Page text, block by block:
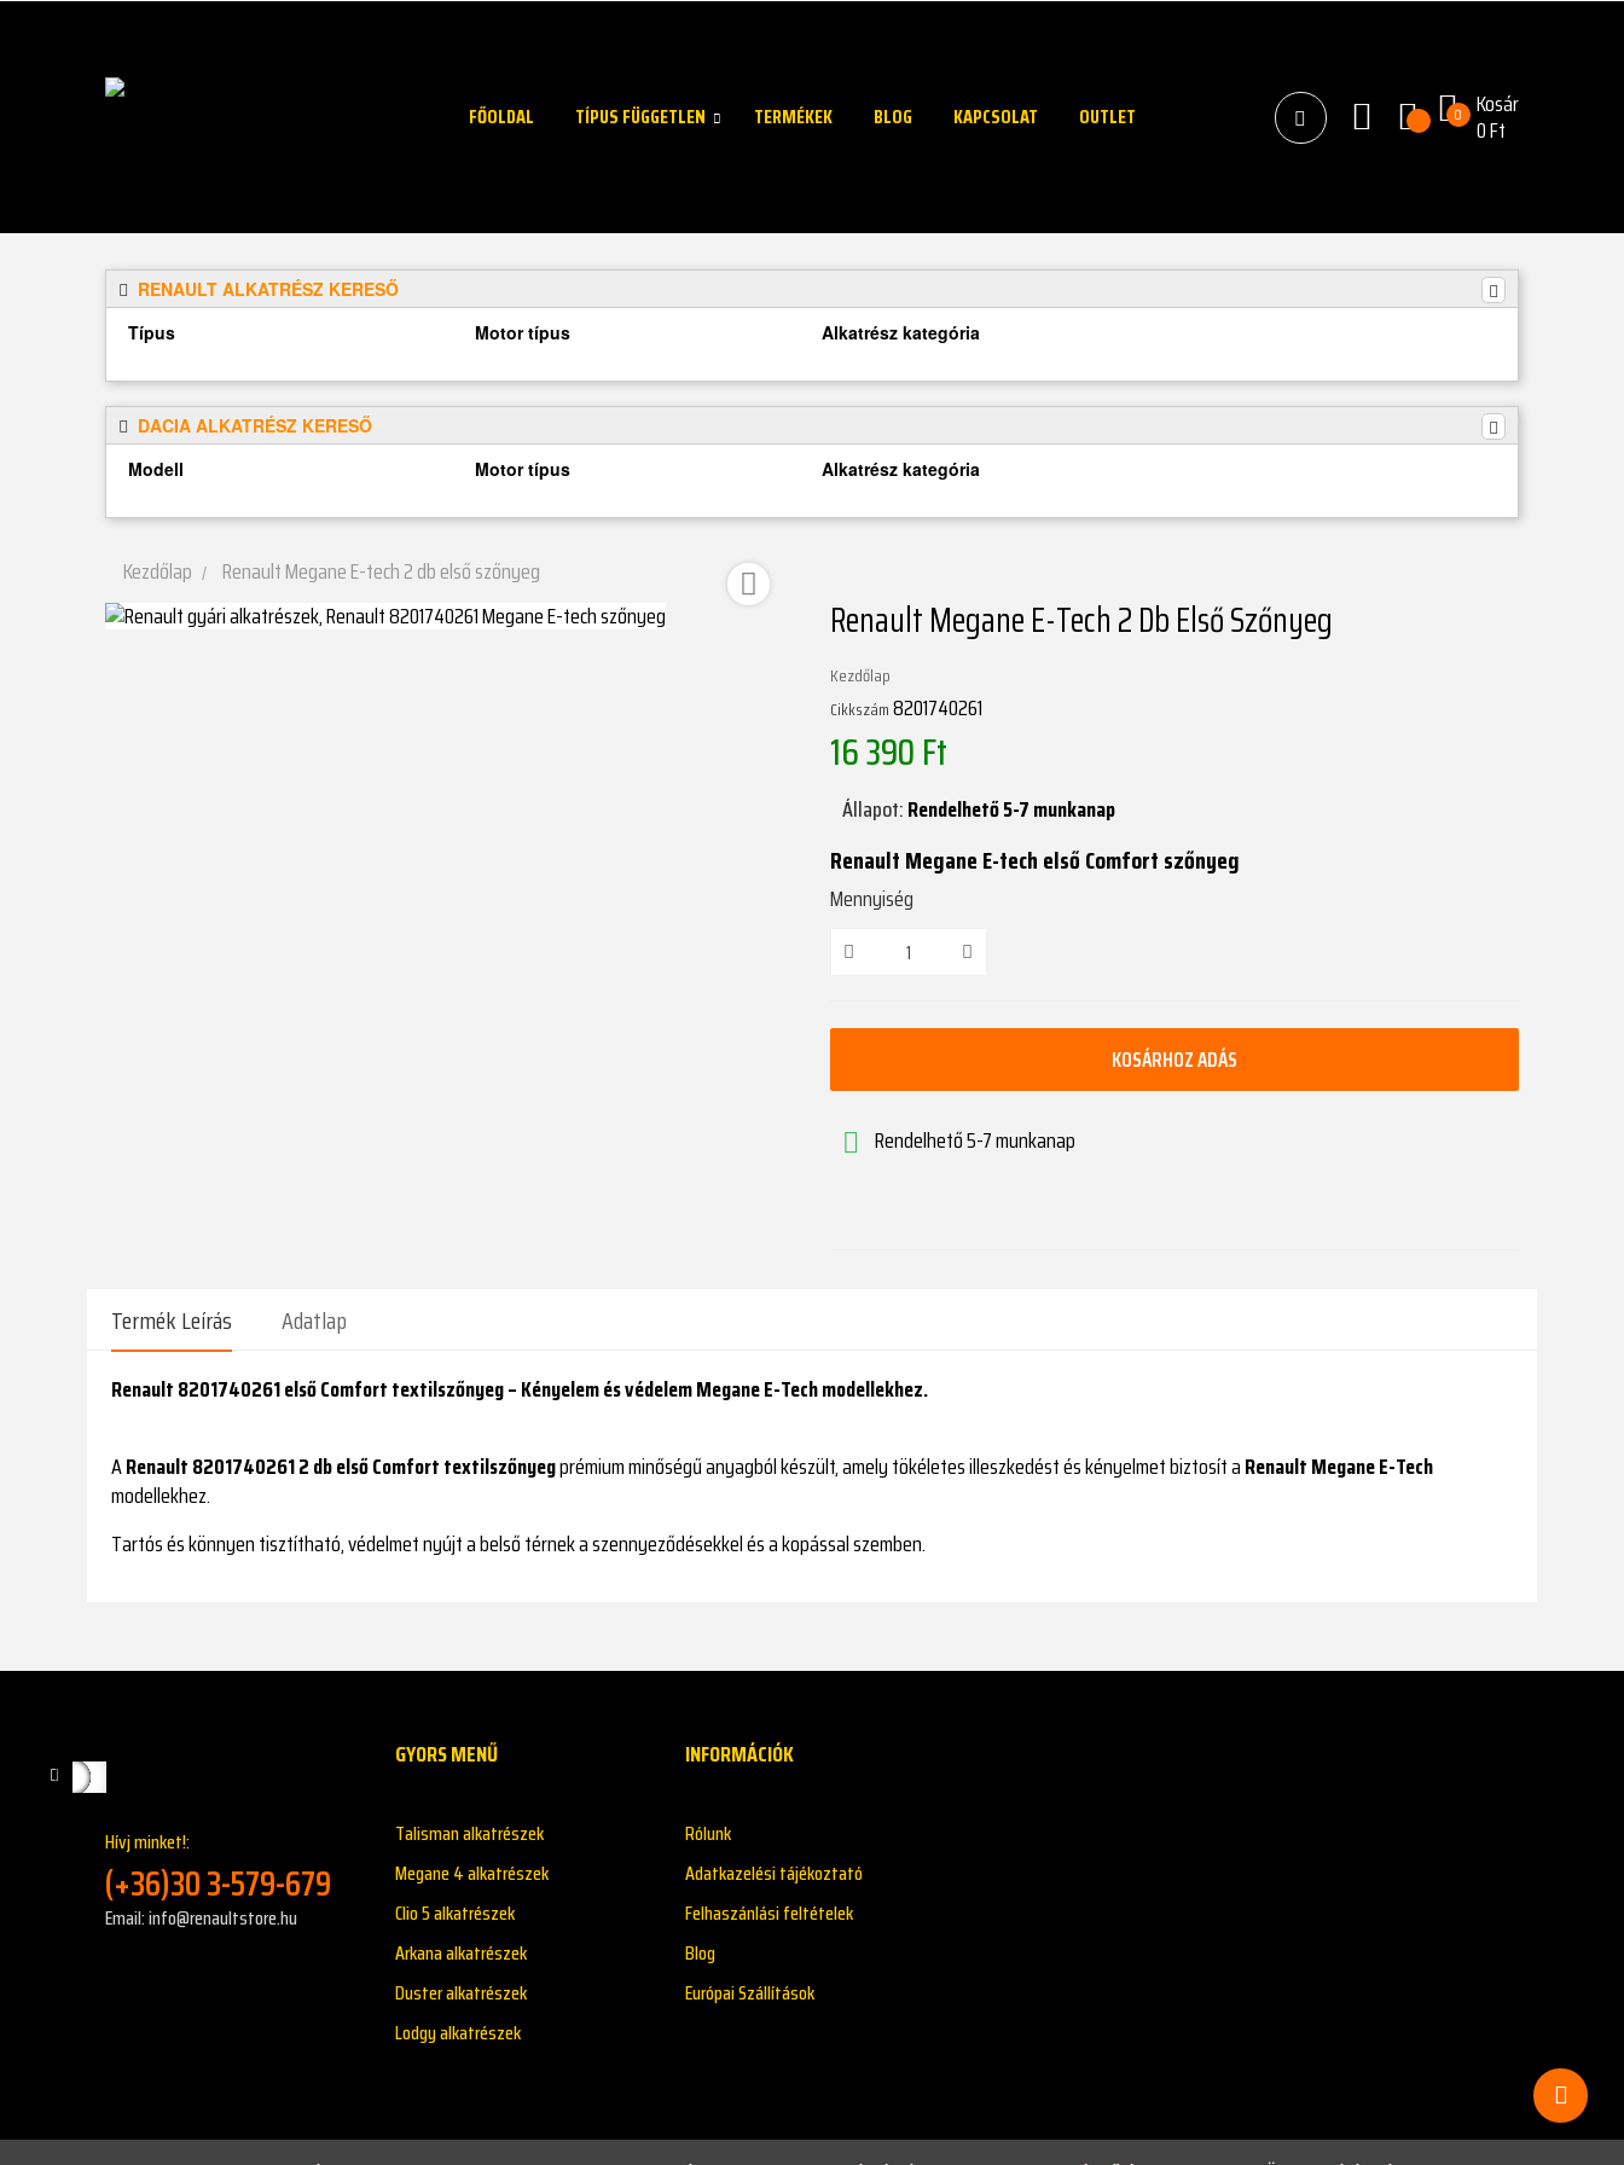
FŐOLDAL TÍPUS FÜGGETLEN TERMÉKEK BLOG KAPCSOLAT OUTLET 0 Kosár
0 Ft
RENAULT ALKATRÉSZ KERESŐ
Típus
Motor típus Alkatrész kategória
DACIA ALKATRÉSZ KERESŐ
Modell
Motor típus Alkatrész kategória
Kezdőlap Renault Megane E-tech 2 db első szőnyeg 
Renault Megane E-Tech 2 Db Első Szőnyeg
Kezdőlap
Cikkszám8201740261
16 390 Ft
Állapot:Rendelhető 5-7 munkanap
Renault Megane E-tech első Comfort szőnyeg
Mennyiség
KOSÁRHOZ ADÁS
 Rendelhető 5-7 munkanap
Termék Leírás Adatlap
Renault 8201740261 első Comfort textilszőnyeg – Kényelem és védelem Megane E-Tech modellekhez.
ARenault 8201740261 2 db első Comfort textilszőnyegprémium minőségű anyagból készült, amely tökéletes illeszkedést és kényelmet biztosít aRenault Megane E-Tech
modellekhez.
Tartós és könnyen tisztítható, védelmet nyújt a belső térnek a szennyeződésekkel és a kopással szemben.
Hívj minket!:
(+36)30 3-579-679
Email: info@renaultstore.hu
GYORS MENŰ
Talisman alkatrészek
Megane 4 alkatrészek
Clio 5 alkatrészek
Arkana alkatrészek
Duster alkatrészek
Lodgy alkatrészek
INFORMÁCIÓK
Rólunk
Adatkazelési tájékoztató
Felhaszánlási feltételek
Blog
Európai Szállítások